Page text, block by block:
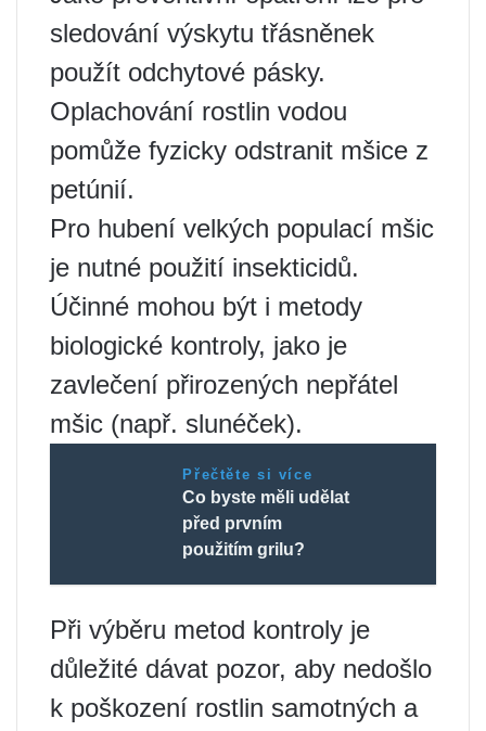
sledování výskytu třásněnek
použít odchytové pásky.
Oplachování rostlin vodou
pomůže fyzicky odstranit mšice z
petúnií.
Pro hubení velkých populací mšic
je nutné použití insekticidů.
Účinné mohou být i metody
biologické kontroly, jako je
zavlečení přirozených nepřátel
mšic (např. slunéček).
Přečtěte si více
Co byste měli udělat
před prvním
použitím grilu?
Při výběru metod kontroly je
důležité dávat pozor, aby nedošlo
k poškození rostlin samotných a